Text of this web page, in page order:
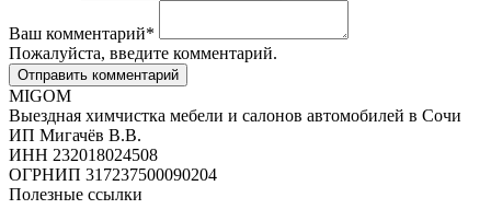
Ваш комментарий*
Пожалуйста, введите комментарий.
MIGOM
Выездная химчистка мебели и салонов автомобилей в Сочи
ИП Мигачёв В.В.
ИНН 232018024508
ОГРНИП 317237500090204
Полезные ссылки